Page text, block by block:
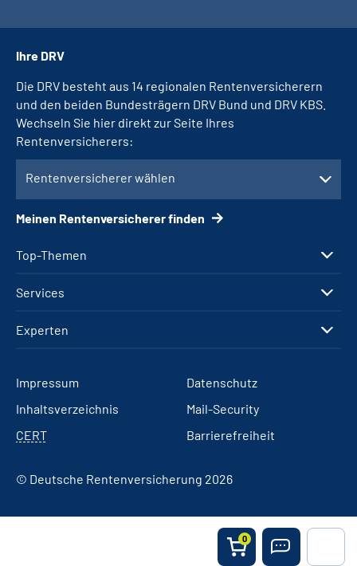
0
Top-Themen
Services
Experten
Ihre DRV
Die DRV besteht aus 14 regionalen Rentenversicherern
und den beiden Bundesträgern DRV Bund und DRV KBS.
Wechseln Sie hier direkt zur Seite Ihres
Rentenversicherers:
Rentenversicherer wählen
Meinen Rentenversicherer finden
Impressum
Datenschutz
Inhaltsverzeichnis
Mail-Security
CERT
Barrierefreiheit
© Deutsche Rentenversicherung 2026